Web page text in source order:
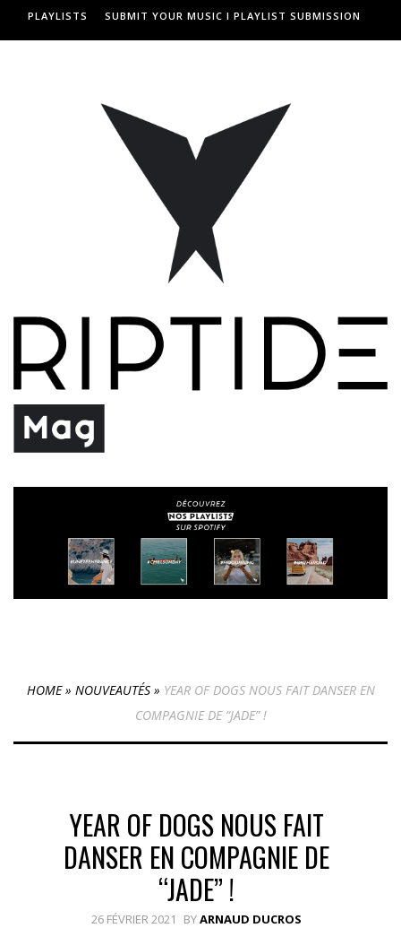
PLAYLISTS SUBMIT YOUR MUSIC I PLAYLIST SUBMISSION
HOME» NOUVEAUTÉS» YEAR OF DOGS NOUS FAIT DANSER EN
COMPAGNIE DE “JADE” !
YEAR OF DOGS NOUS FAIT
DANSER EN COMPAGNIE DE
“JADE” !
26 FÉVRIER 2021 BYARNAUD DUCROS